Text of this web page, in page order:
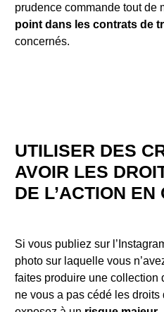
prudence commande tout de
point dans les contrats de
concernés.
UTILISER DES
AVOIR LES
DE L’ACTION EN
Si vous publiez sur
photo sur laquelle vous
faites produire une collection
ne vous a pas cédé les droits